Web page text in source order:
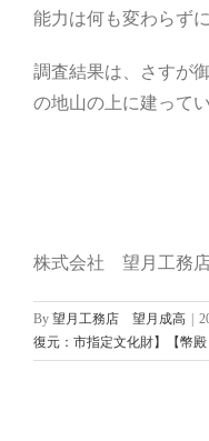
能力は何も変わらず
調査結果は、さすが
の地山の上に建って
株式会社 望月工務
By 望月工務店 望月成高
復元：市指定文化財】【幣殿